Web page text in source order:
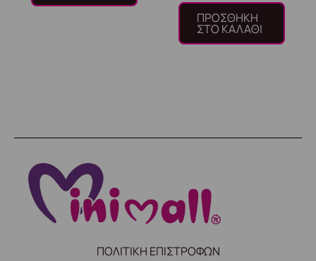
ΠΡΟΣΘΉΚΗ
ΣΤΟ ΚΑΛΆΘΙ
ΠΟΛΙΤΙΚΗ ΕΠΙΣΤΡΟΦΩΝ